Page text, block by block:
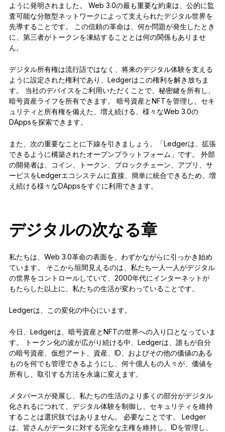
ように発明されました。 Web 3.0の最も重要な約束は、公的に監
査可能な分散型ネットワークによって支えられたデジタル世界を
先導することです。 この信頼の革命は、何か問題が発生したとき
に、第三者がトークンを凍結することとは何の関係もありませ
ん。
デジタル所有権は流行語ではなく、将来のデジタル体験を支える
ように設定された権利であり、Ledgerはこの権利を解き放ちま
す。 当社のデバイスをご利用いただくことで、秘密鍵を所有し、
暗号資産ライフを所有できます。 暗号資産とNFTを管理し、セキ
ュリティと所有権を備えた、増え続ける、様々なWeb 3.0の
DAppsを探索できます。
また、次の重要なことに下線を引きましょう。「Ledgerは、拡張
できるように構築されたオープンプラットフォーム」です。 外部
の開発者は、コイン、トークン、ブロックチェーン、アプリ、サ
ービスをLedgerエコシステムに直接、簡単に統合できるため、増
え続ける様々なDAppsをすぐに利用できます。
デジタルの次なる章
私たちは、Web 3.0革命の表面を、わずかながらに引っかき始め
ています。 そこから垣間見えるのは、私たち一人一人がデジタル
の世界をコントロールしていて、2000年代にインターネットが
もたらした以上に、私たちの生活が変わっていることです。
Ledgerは、この変化の中心にいます。
今日、Ledgerは、暗号資産とNFTの世界への入り口となっていま
す。 トークン化の波が広がり続ける中、Ledgerは、誰もが自分
の暗号資産、仮想アート、資産、ID、およびその他の価値のある
ものを何でも管理できるようにし、何十億人もの人々が、価値を
所有し、取引する方法を永遠に変えます。
メタバースが発展し、私たちの生活のより多くの部分がデジタル
化されるにつれて、デジタル体験を制御し、セキュリティを維持
することは選択肢ではありません。 必要なことです。 Ledger
は、皆さんがデータに対する完全な主権を維持し、IDを管理し、